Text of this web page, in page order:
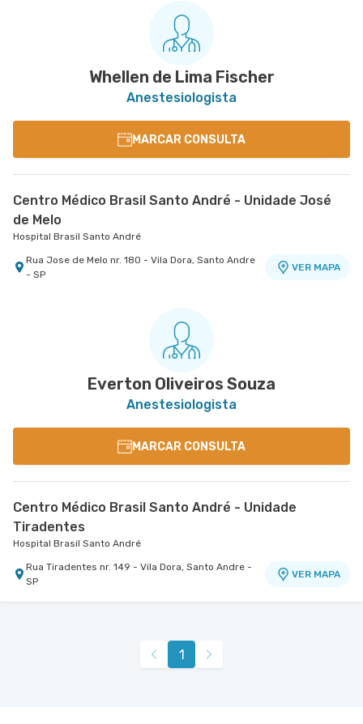
Whellen de Lima Fischer
Anestesiologista
MARCAR CONSULTA
Centro Médico Brasil Santo André - Unidade José
de Melo
Hospital Brasil Santo André
Rua Jose de Melo nr. 180 - Vila Dora, Santo Andre
- SP
VER MAPA
Everton Oliveiros Souza
Anestesiologista
MARCAR CONSULTA
Centro Médico Brasil Santo André - Unidade
Tiradentes
Hospital Brasil Santo André
Rua Tiradentes nr. 149 - Vila Dora, Santo Andre -
SP
VER MAPA
1